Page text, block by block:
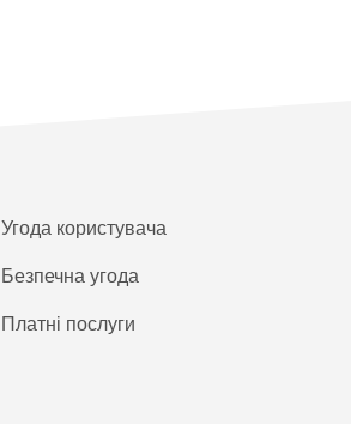
Угода користувача
Безпечна угода
Платнi послуги